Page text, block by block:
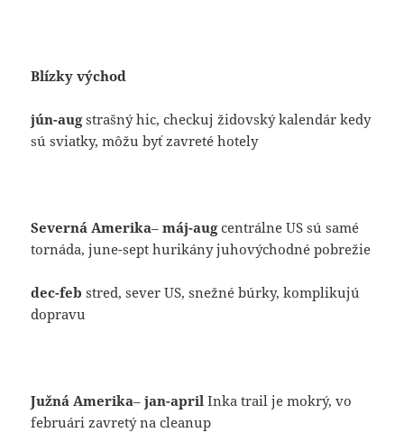
Blízky východ
jún-augstrašný hic, checkuj židovský kalendár kedy
sú sviatky, môžu byť zavreté hotely
Severná Amerika–máj-augcentrálne US sú samé
tornáda, june-sept hurikány juhovýchodné pobrežie
dec-feb stred, sever US, snežné búrky, komplikujú
dopravu
Južná Amerika–jan-april Inka trail je mokrý, vo
februári zavretý na cleanup